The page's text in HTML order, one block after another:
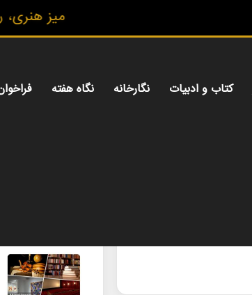
میز هنری،
کتاب و ادبیات نگارخانه نگاه هفته